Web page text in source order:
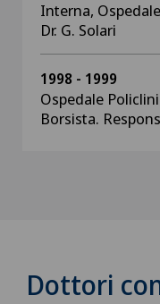
Interna,
Dr. G. Solari
1998 - 1999
Ospedale
Borsista.
Dottori